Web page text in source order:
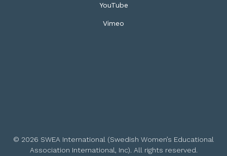
YouTube
Vimeo
© 2026 SWEA International (Swedish Women’s Educational
Association International, Inc). All rights reserved.